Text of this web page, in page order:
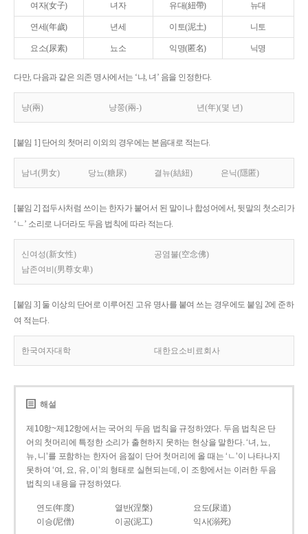
여자(女子) 녀자 유대(紐帶) 뉴대
연세(年歲) 년세 이토(泥土) 니토
요소(尿素) 뇨소 익명(匿名) 닉명
다만, 다음과 같은 의존 명사에서는 ‘냐, 녀’ 음을 인정한다.
냥(兩) 냥쭝(兩-) 년(年)(몇 년)
[붙임 1] 단어의 첫머리 이외의 경우에는 본음대로 적는다.
남녀(男女) 당뇨(糖尿) 결뉴(結紐) 은닉(隱匿)
[붙임 2] 접두사처럼 쓰이는 한자가 붙어서 된 말이나 합성어에서, 뒷말의 첫소리가
‘ㄴ’ 소리로 나더라도 두음 법칙에 따라 적는다.
신여성(新女性)
공염불(空念佛)
남존여비(男尊女卑)
[붙임 3] 둘 이상의 단어로 이루어진 고유 명사를 붙여 쓰는 경우에도 붙임 2에 준하
여 적는다.
한국여자대학 대한요소비료회사
해설
제10항~제12항에서는 국어의 두음 법칙을 규정하였다. 두음 법칙은 단
어의 첫머리에 특정한 소리가 출현하지 못하는 현상을 말한다. ‘녀, 뇨,
뉴, 니’를 포함하는 한자어 음절이 단어 첫머리에 올 때는 ‘ㄴ’이 나타나지
못하여 ‘여, 요, 유, 이’의 형태로 실현되는데, 이 조항에서는 이러한 두음
법칙의 내용을 규정하였다.
연도(年度) 열반(涅槃)
요도(尿道)
이승(尼僧)
이공(泥工) 익사(溺死)